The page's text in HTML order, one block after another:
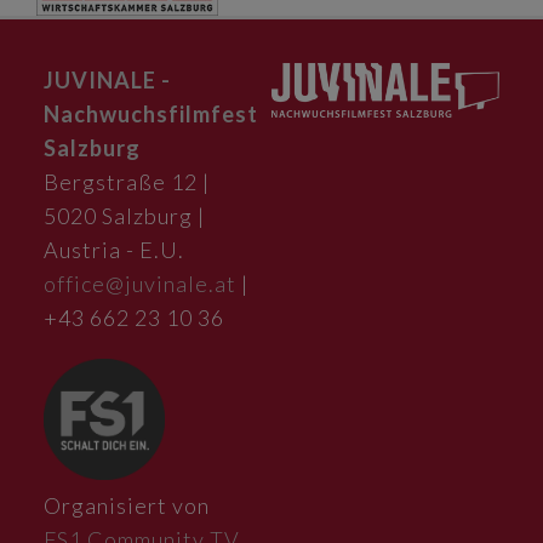
JUVINALE -
Nachwuchsfilmfest
Salzburg
Bergstraße 12 |
5020 Salzburg |
Austria - E.U.
office@juvinale.at |
+43 662 23 10 36
Organisiert von